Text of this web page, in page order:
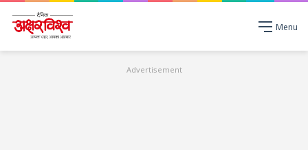
Menu
Advertisement